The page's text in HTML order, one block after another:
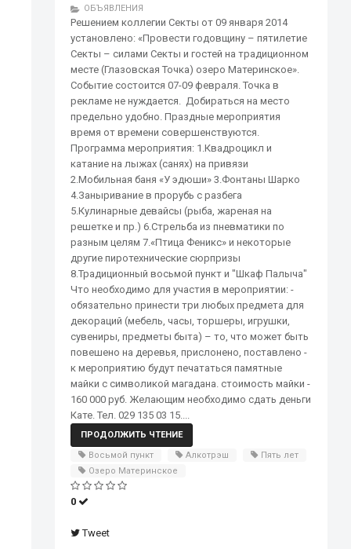
ОБЪЯВЛЕНИЯ
Решением коллегии Секты от 09 января 2014
установлено: «Провести годовщину – пятилетие
Секты – силами Секты и гостей на традиционном
месте (Глазовская Точка) озеро Материнское».
Событие состоится 07-09 февраля. Точка в
рекламе не нуждается. Добираться на место
предельно удобно. Праздные мероприятия
время от времени совершенствуются.
Программа мероприятия: 1.Квадроцикл и
катание на лыжах (санях) на привязи
2.Мобильная баня «У эдюши» 3.Фонтаны Шарко
4.Заныривание в прорубь с разбега
5.Кулинарные девайсы (рыба, жареная на
решетке и пр.) 6.Стрельба из пневматики по
разным целям 7.«Птица Феникс» и некоторые
другие пиротехнические сюрпризы
8.Традиционный восьмой пункт и "Шкаф Палыча"
Что необходимо для участия в мероприятии: -
обязательно принести три любых предмета для
декораций (мебель, часы, торшеры, игрушки,
сувениры, предметы быта) – то, что может быть
повешено на деревья, прислонено, поставлено -
к мероприятию будут печататься памятные
майки с символикой магадана. стоимость майки -
160 000 руб. Желающим необходимо сдать деньги
Кате. Тел. 029 135 03 15....
ПРОДОЛЖИТЬ ЧТЕНИЕ
Восьмой пункт
Алкотрэш
Пять лет
Озеро Материнское
0
Tweet